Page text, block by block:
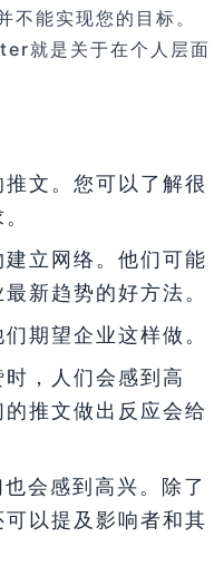
不能实现您的目标。
就是关于在个人层面
文。您可以了解很
立网络。他们可能
新趋势的好方法。
期望企业这样做。
，人们会感到高
推文做出反应会给
会感到高兴。除了
以提及影响者和其